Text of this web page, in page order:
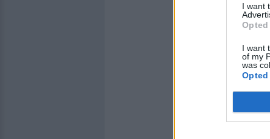
I want
Opted
I want
of my
was